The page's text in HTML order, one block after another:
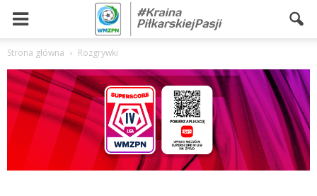
Strona główna Rozgrywki